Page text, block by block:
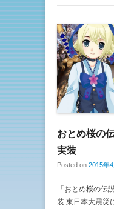
おとめ桜の
実装
Posted on 2015年
「おとめ桜の伝
装 東日本大震災